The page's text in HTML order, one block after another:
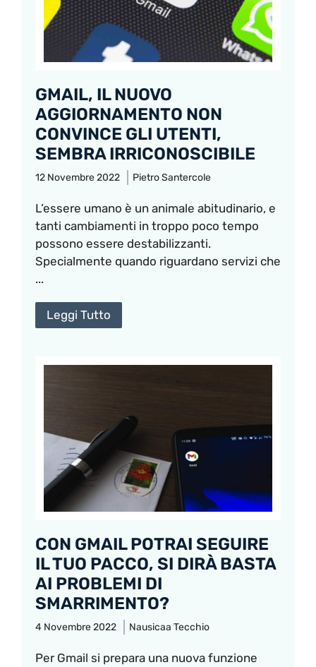
GMAIL, IL NUOVO
AGGIORNAMENTO NON
CONVINCE GLI UTENTI,
SEMBRA IRRICONOSCIBILE
12 Novembre 2022 Pietro Santercole
L’essere umano è un animale abitudinario, e
tanti cambiamenti in troppo poco tempo
possono essere destabilizzanti.
Specialmente quando riguardano servizi che
...
Leggi Tutto
CON GMAIL POTRAI SEGUIRE
IL TUO PACCO, SI DIRÀ BASTA
AI PROBLEMI DI
SMARRIMENTO?
4 Novembre 2022 Nausicaa Tecchio
Per Gmail si prepara una nuova funzione